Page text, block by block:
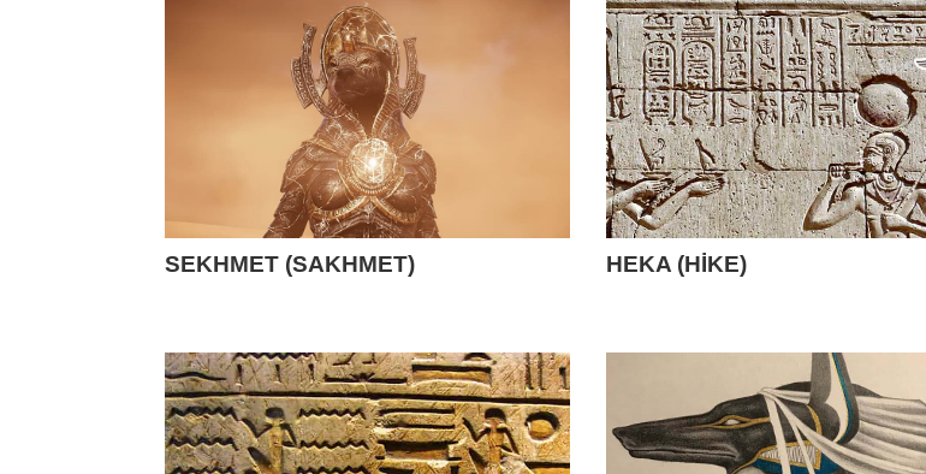
SEKHMET (SAKHMET) HEKA (HİKE)